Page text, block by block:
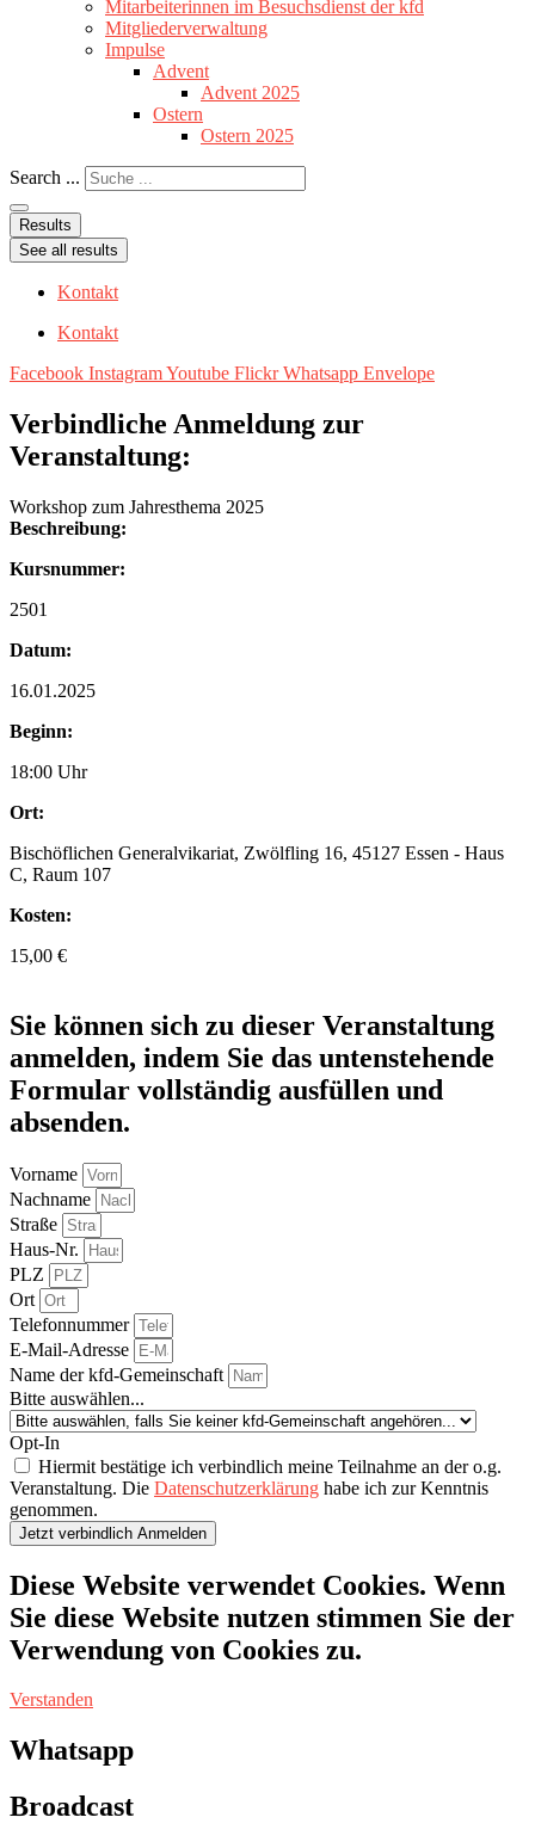
Mitarbeiterinnen im Besuchsdienst der kfd
Mitgliederverwaltung
Impulse
Advent
Advent 2025
Ostern
Ostern 2025
Search ...
Results
See all results
Kontakt
Kontakt
Facebook InstagramYoutube Flickr Whatsapp Envelope
Verbindliche Anmeldung zur
Veranstaltung:
Workshop zum Jahresthema 2025
Beschreibung:
Kursnummer:
2501
Datum:
16.01.2025
Beginn:
18:00 Uhr
Ort:
Bischöflichen Generalvikariat, Zwölfling 16, 45127 Essen - Haus
C, Raum 107
Kosten:
15,00 €
Sie können sich zu dieser Veranstaltung
anmelden, indem Sie das untenstehende
Formular vollständig ausfüllen und
absenden.
Vorname
Nachname
Straße
Haus-Nr.
PLZ
Ort
Telefonnummer
E-Mail-Adresse
Name der kfd-Gemeinschaft
Bitte auswählen...
Opt-In
Hiermit bestätige ich verbindlich meine Teilnahme an der o.g.
Veranstaltung. Die Datenschutzerklärung habe ich zur Kenntnis
genommen.
Jetzt verbindlich Anmelden
Diese Website verwendet Cookies. Wenn
Sie diese Website nutzen stimmen Sie der
Verwendung von Cookies zu.
Verstanden
Whatsapp
Broadcast